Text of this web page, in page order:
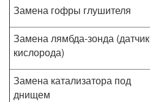
Замена гофры глушителя
Замена лямбда-зонда (датчик
кислорода)
Замена катализатора под
днищем